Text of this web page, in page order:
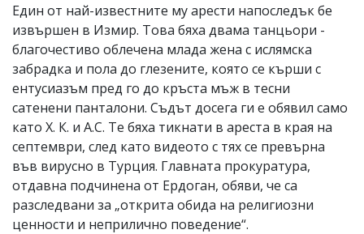
Един от най-известните му арести напоследък бе
извършен в Измир. Това бяха двама танцьори -
благочестиво облечена млада жена с ислямска
забрадка и пола до глезените, която се кърши с
ентусиазъм пред го до кръста мъж в тесни
сатенени панталони. Съдът досега ги е обявил само
като Х. К. и А.С. Те бяха тикнати в ареста в края на
септември, след като видеото с тях се превърна
във вирусно в Турция. Главната прокуратура,
отдавна подчинена от Ердоган, обяви, че са
разследвани за „открита обида на религиозни
ценности и неприлично поведение“.